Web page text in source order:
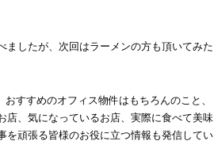
ましたが、次回はラーメンの方も頂いてみた
すすめのオフィス物件はもちろんのこと、
店、気になっているお店、実際に食べて美味
を頑張る皆様のお役に立つ情報も発信してい